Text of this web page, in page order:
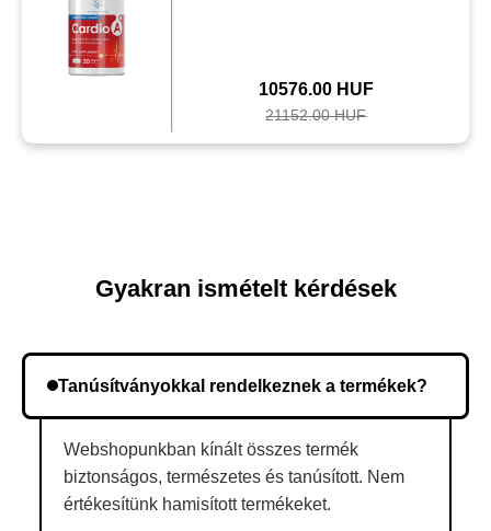
10576.00 HUF
21152.00 HUF
Gyakran ismételt kérdések
Tanúsítványokkal rendelkeznek a termékek?
Webshopunkban kínált összes termék
biztonságos, természetes és tanúsított. Nem
értékesítünk hamisított termékeket.